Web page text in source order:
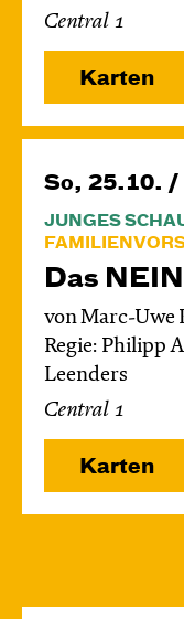
Central 1
Karten
So, 25.10. /
JUNGES
Das
von Marc-
Regie: Philipp
Leenders
Central 1
Karten
JUNGES